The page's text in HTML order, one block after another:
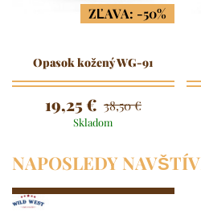
ZĽAVA: -50%
Opasok kožený WG-91
19,25 € 38,50 €
Skladom
NAPOSLEDY